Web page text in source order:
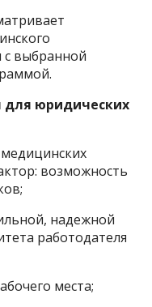
с выбранной
для юридических
возможность
надежной
работодателя
места;